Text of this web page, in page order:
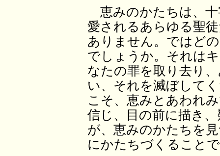
恵みのかたちは、十
愛されるあらゆる聖
ありません。ではど
でしょうか。それは
なたの罪を取り去り
い、それを滅ぼして
こそ、恵みとあわれ
信じ、目の前に描き
が、恵みのかたちを
にかたちづくること